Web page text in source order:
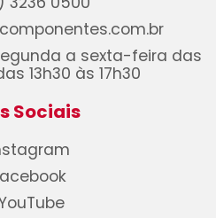
a sexta-feira das
13h30 às 17h30
Sociais